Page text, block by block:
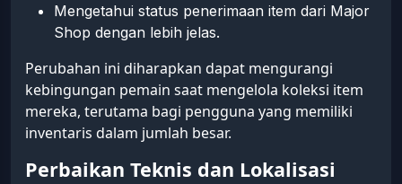
Mengetahui status penerimaan item dari Major
Shop dengan lebih jelas.
Perubahan ini diharapkan dapat mengurangi
kebingungan pemain saat mengelola koleksi item
mereka, terutama bagi pengguna yang memiliki
inventaris dalam jumlah besar.
Perbaikan Teknis dan Lokalisasi